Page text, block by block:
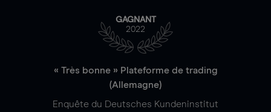
GAGNANT
2022
« Très bonne » Plateforme de trading
(Allemagne)
Enquête du Deutsches Kundeninstitut